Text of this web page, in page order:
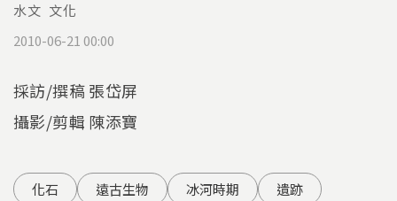
水文 文化
2010-06-21 00:00
採訪/撰稿 張岱屏
攝影/剪輯 陳添寶
化石 遠古生物 冰河時期
遺跡